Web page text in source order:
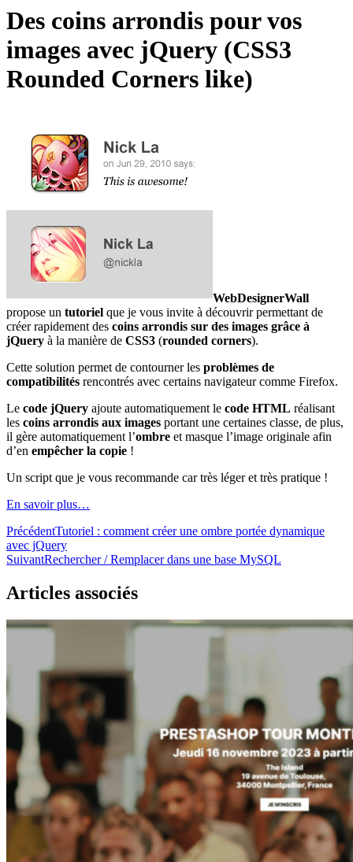
Des coins arrondis pour vos
images avec jQuery (CSS3
Rounded Corners like)
WebDesignerWall
propose un tutoriel que je vous invite à découvrir permettant de
créer rapidement des coins arrondis sur des images grâce à
jQuery à la manière de CSS3 (rounded corners).
Cette solution permet de contourner les problèmes de
compatibilités rencontrés avec certains navigateur comme Firefox.
Le code jQuery ajoute automatiquement le code HTML réalisant
les coins arrondis aux images portant une certaines classe, de plus,
il gère automatiquement l’ombre et masque l’image originale afin
d’en empêcher la copie !
Un script que je vous recommande car très léger et très pratique !
En savoir plus…
PrécédentTutoriel : comment créer une ombre portée dynamique
avec jQuery
SuivantRechercher / Remplacer dans une base MySQL
Articles associés